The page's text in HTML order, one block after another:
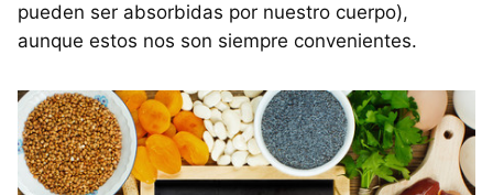
pueden ser absorbidas por nuestro cuerpo),
aunque estos nos son siempre convenientes.